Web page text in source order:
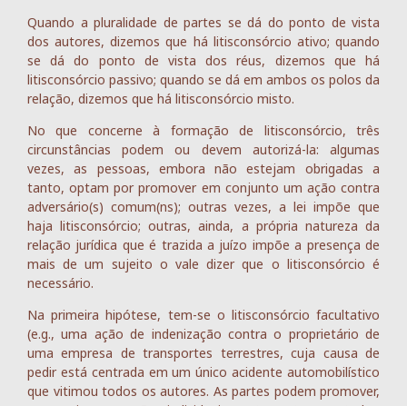
Quando a pluralidade de partes se dá do ponto de vista
dos autores, dizemos que há litisconsórcio ativo; quando
se dá do ponto de vista dos réus, dizemos que há
litisconsórcio passivo; quando se dá em ambos os polos da
relação, dizemos que há litisconsórcio misto.
No que concerne à formação de litisconsórcio, três
circunstâncias podem ou devem autorizá-la: algumas
vezes, as pessoas, embora não estejam obrigadas a
tanto, optam por promover em conjunto um ação contra
adversário(s) comum(ns); outras vezes, a lei impõe que
haja litisconsórcio; outras, ainda, a própria natureza da
relação jurídica que é trazida a juízo impõe a presença de
mais de um sujeito o vale dizer que o litisconsórcio é
necessário.
Na primeira hipótese, tem-se o litisconsórcio facultativo
(e.g., uma ação de indenização contra o proprietário de
uma empresa de transportes terrestres, cuja causa de
pedir está centrada em um único acidente automobilístico
que vitimou todos os autores. As partes podem promover,